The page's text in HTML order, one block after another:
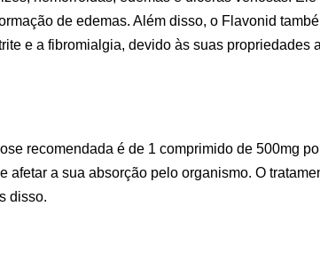
de edemas. Além disso, o Flavonid
e a fibromialgia, devido às suas propriedades
recomendada é de 1 comprimido de 500mg
a sua absorção pelo organismo. O
disso.